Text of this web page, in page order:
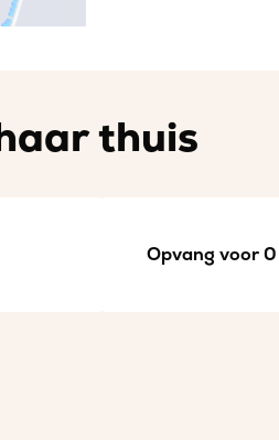
thuis
Opvang voor